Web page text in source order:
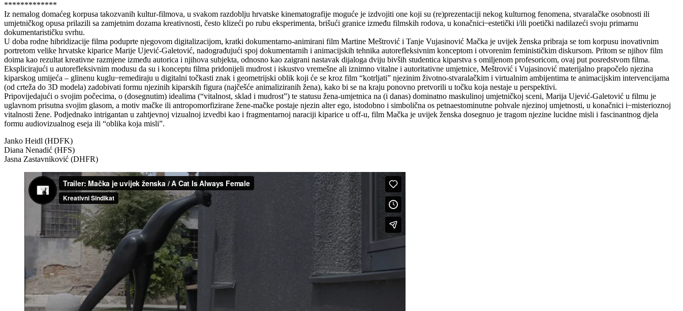
*************
Iz nemalog domaćeg korpusa takozvanih kultur-filmova, u svakom razdoblju hrvatske kinematografije moguće je izdvojiti one koji su (re)prezentaciji nekog kulturnog fenomena, stvaralačke osobnosti ili
umjetničkog opusa prilazili sa zamjetnim dozama kreativnosti, često klizeći po rubu eksperimenta, brišući granice između filmskih rodova, u konačnici ̶ estetički i/ili poetički nadilazeći svoju primarnu
dokumentarističku svrhu.
U doba rodne hibridizacije filma poduprte njegovom digitalizacijom, kratki dokumentarno-animirani film Martine Meštrović i Tanje Vujasinović Mačka je uvijek ženska pribraja se tom korpusu inovativnim
portretom velike hrvatske kiparice Marije Ujević-Galetović, nadograđujući spoj dokumentarnih i animacijskih tehnika autorefleksivnim konceptom i otvorenim feminističkim diskursom. Pritom se njihov film
doima kao rezultat kreativne razmjene između autorica i njihova subjekta, odnosno kao zaigrani nastavak dijaloga dviju bivših studentica kiparstva s omiljenom profesoricom, ovaj put posredstvom filma.
Eksplicirajući u autorefleksivnim modusu da su i konceptu filma pridonijeli mudrost i iskustvo vremešne ali iznimno vitalne i autoritativne umjetnice, Meštrović i Vujasinović materijalno prapočelo njezina
kiparskog umijeća – glinenu kuglu ̶ remediraju u digitalni točkasti znak i geometrijski oblik koji će se kroz film “kotrljati” njezinim životno-stvaralačkim i virtualnim ambijentima te animacijskim intervencijama
(od crteža do 3D modela) zadobivati formu njezinih kiparskih figura (najčešće animaliziranih žena), kako bi se na kraju ponovno pretvorili u točku koja nestaje u perspektivi.
Pripovijedajući o svojim počecima, o (dosegnutim) idealima (“vitalnost, sklad i mudrost”) te statusu žena-umjetnica na (i danas) dominatno maskulinoj umjetničkoj sceni, Marija Ujević-Galetović u filmu je
uglavnom prisutna svojim glasom, a motiv mačke ili antropomorfizirane žene-mačke postaje njezin alter ego, istodobno i simbolična os petnaestominutne pohvale njezinoj umjetnosti, u konačnici i ̶ misterioznoj
vitalnosti žene. Podjednako intrigantan u zahtjevnoj vizualnoj izvedbi kao i fragmentarnoj naraciji kiparice u off-u, film Mačka je uvijek ženska dosegnuo je tragom njezine lucidne misli i fascinantnog djela
formu audiovizualnog eseja ili “oblika koja misli”.
Janko Heidl (HDFK)
Diana Nenadić (HFS)
Jasna Zastavniković (DHFR)